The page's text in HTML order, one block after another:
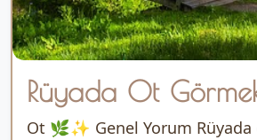
Rüyada Ot
Ot 🌿✨ Genel Yorum